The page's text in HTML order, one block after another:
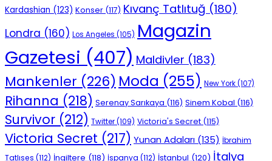
Kardashian (123) Konser (117) Kıvanç Tatlıtuğ (180)
Londra (160) Los Angeles (105) Magazin
Gazetesi (407) Maldivler (183)
Mankenler (226) Moda (255) New York(107)
Rihanna (218) Serenay Sarıkaya (116) Sinem Kobal (116)
Survivor (212) Twitter(109) Victoria's Secret (115)
Victoria Secret (217) Yunan Adaları (135) İbrahim
Tatlıses (112) İngiltere (118) İspanya (112) İstanbul (120) İtalya